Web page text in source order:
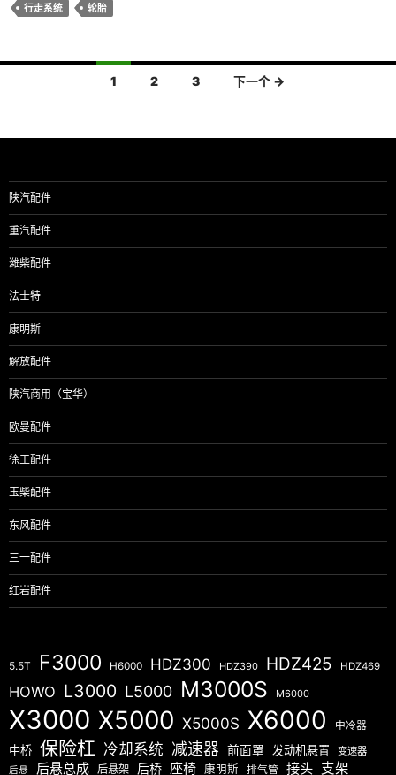
行走系统 轮胎
导
1 2 3 下一个 →
陕汽配件
重汽配件
潍柴配件
法士特
康明斯
解放配件
陕汽商用（宝华）
欧曼配件
徐工配件
玉柴配件
东风配件
三一配件
红岩配件
5.5T F3000 H6000 HDZ300 HDZ390 HDZ425 HDZ469
HOWO L3000 L5000 M3000S M6000
X3000 X5000 X5000S X6000 中冷器
中桥 保险杠 冷却系统 减速器 前面罩 发动机悬置 变速器
后悬 后悬总成 后悬架 后桥 座椅 康明斯 排气管 接头 支架